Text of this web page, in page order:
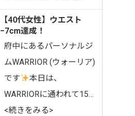
【40代女性】ウエスト
−7cm達成！
府中にあるパーソナルジ
ムWARRIOR (ウォーリア)
です
⁡⁡本日は、
WARRIORに通われて15…
<続きをみる>